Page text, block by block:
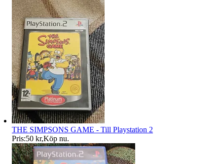
THE SIMPSONS GAME - Till Playstation 2
Pris:50 kr,Köp nu.